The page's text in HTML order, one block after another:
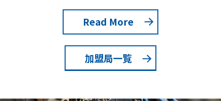
Read More
加盟局一覧